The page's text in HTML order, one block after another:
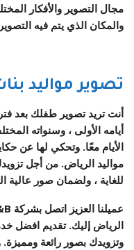
مجال التصوير والأفكار
والمكان الذي يتم فيه
تصوير مواليد
أنت تريد تصوير طفلك بعد
أيامه الأولى ، وسنواته
الأيام معًا. وتحكي لها عن
مواليد الرياض. من أجل
للغاية ، ولضمان صور عالية
الرياض إليك. تقديم افضل
وتزويدك بصور رائعة